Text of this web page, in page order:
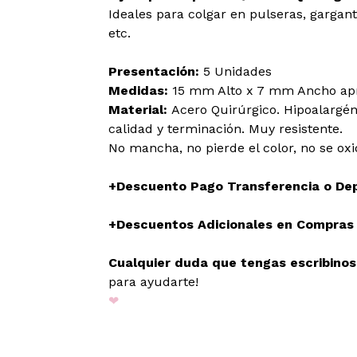
Ideales para colgar en pulseras,
etc.
Presentación: 5 Unidades
Medidas: 15 mm Alto x 7 mm Ancho
Material: Acero Quirúrgico.
calidad y terminación. Muy resistente.
No mancha, no pierde el color, no se
+Descuento Pago Transferencia o
+Descuentos Adicionales en
Cualquier duda que tengas
para ayudarte!
❤